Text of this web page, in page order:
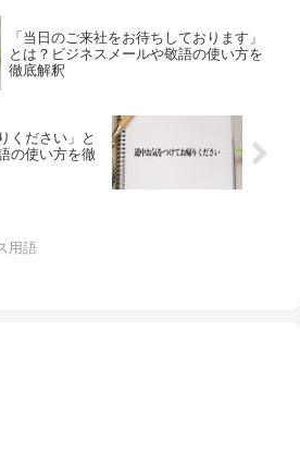
「当日のご来社をお待ちしております」
とは？ビジネスメールや敬語の使い方を
徹底解釈
ください」と
の使い方を徹
用語